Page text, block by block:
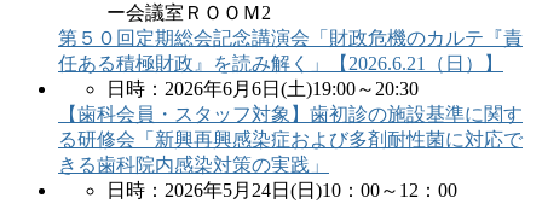
ー会議室ＲＯＯＭ2
第５０回定期総会記念講演会「財政危機のカルテ『責
任ある積極財政』を読み解く」【2026.6.21（日）】
日時：2026年6月6日(土)19:00～20:30
【歯科会員・スタッフ対象】歯初診の施設基準に関す
る研修会「新興再興感染症および多剤耐性菌に対応で
きる歯科院内感染対策の実践」
日時：2026年5月24日(日)10：00～12：00